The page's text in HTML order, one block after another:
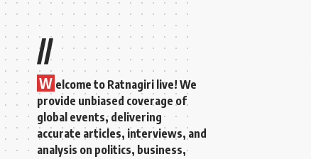
//
W elcome to Ratnagiri live! We
provide unbiased coverage of
global events, delivering
accurate articles, interviews, and
analysis on politics, business,